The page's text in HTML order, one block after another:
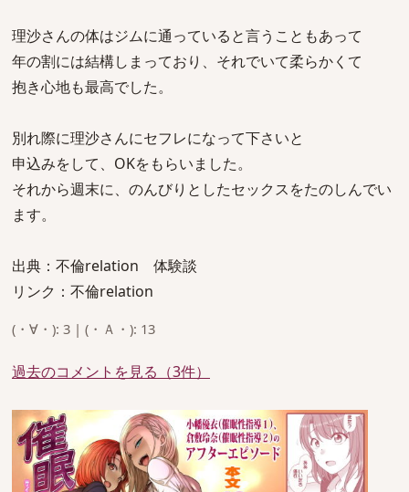
理沙さんの体はジムに通っていると言うこともあって
年の割には結構しまっており、それでいて柔らかくて
抱き心地も最高でした。
別れ際に理沙さんにセフレになって下さいと
申込みをして、OKをもらいました。
それから週末に、のんびりとしたセックスをたのしんでい
ます。
出典：不倫relation 体験談
リンク：不倫relation
(・∀・): 3 | (・Ａ・): 13
過去のコメントを見る（3件）